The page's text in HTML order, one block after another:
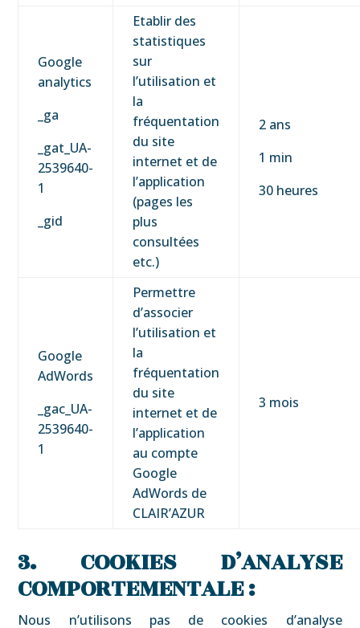
Google
analytics
_ga
_gat_UA-
2539640-
1
_gid
Etablir des
statistiques
sur
l’utilisation et
la
fréquentation
du site
internet et de
l’application
(pages les
plus
consultées
etc.)
2 ans
1 min
30 heures
Google
AdWords
_gac_UA-
2539640-
1
Permettre
d’associer
l’utilisation et
la
fréquentation
du site
internet et de
l’application
au compte
Google
AdWords de
CLAIR’AZUR
3 mois
3. COOKIES D’ANALYSE
COMPORTEMENTALE :
Nous n’utilisons pas de cookies d’analyse